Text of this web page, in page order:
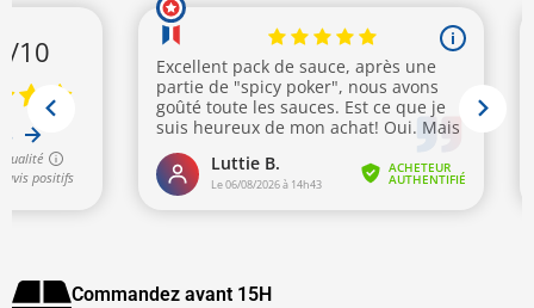
Commandez avant 15H